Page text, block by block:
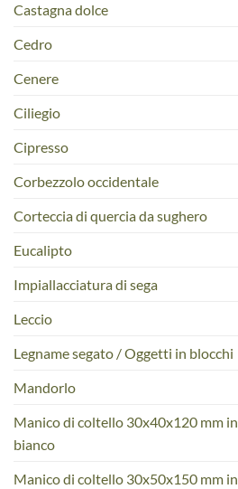
Castagna dolce
Cedro
Cenere
Ciliegio
Cipresso
Corbezzolo occidentale
Corteccia di quercia da sughero
Eucalipto
Impiallacciatura di sega
Leccio
Legname segato / Oggetti in blocchi
Mandorlo
Manico di coltello 30x40x120 mm in
bianco
Manico di coltello 30x50x150 mm in